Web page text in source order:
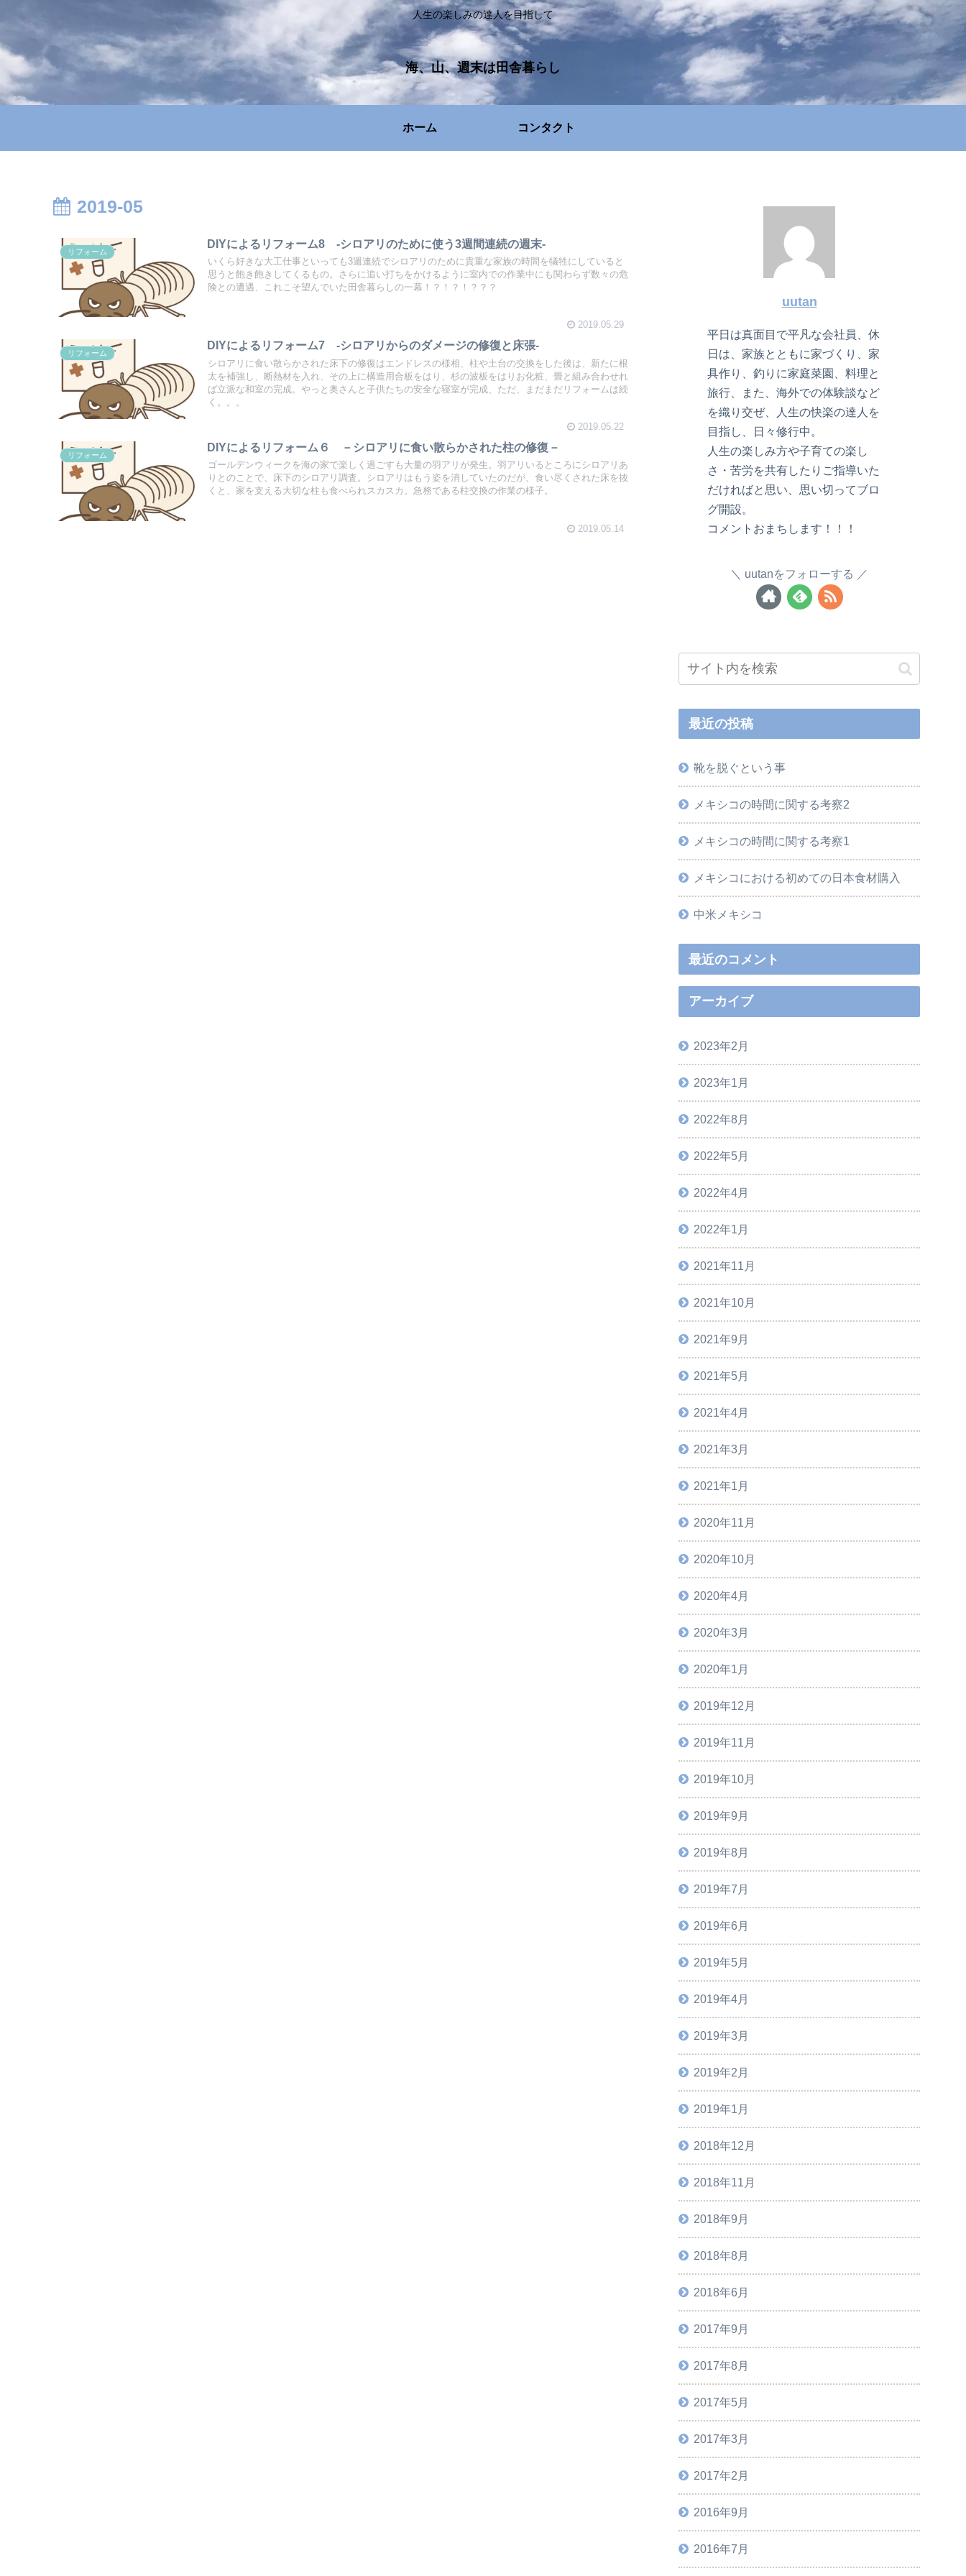
人生の楽しみの達人を目指して
海、山、週末は田舎暮らし
ホーム コンタクト
2019-05
リフォーム
DIYによるリフォーム8 ‐シロアリのために使う3週間連続の週末‐
いくら好きな大工仕事といっても3週連続でシロアリのために貴重な家族の時間を犠牲にしていると
思うと飽き飽きしてくるもの。さらに追い打ちをかけるように室内での作業中にも関わらず数々の危
険との遭遇、これこそ望んでいた田舎暮らしの一幕！？！？！？？？
2019.05.29
リフォーム
DIYによるリフォーム7 ‐シロアリからのダメージの修復と床張‐
シロアリに食い散らかされた床下の修復はエンドレスの様相、柱や土台の交換をした後は、新たに根
太を補強し、断熱材を入れ、その上に構造用合板をはり、杉の波板をはりお化粧、畳と組み合わせれ
ば立派な和室の完成。やっと奥さんと子供たちの安全な寝室が完成、ただ、まだまだリフォームは続
く。。。
2019.05.22
リフォーム
DIYによるリフォーム６ －シロアリに食い散らかされた柱の修復－
ゴールデンウィークを海の家で楽しく過ごすも大量の羽アリが発生。羽アリいるところにシロアリあ
りとのことで、床下のシロアリ調査。シロアリはもう姿を消していたのだが、食い尽くされた床を抜
くと、家を支える大切な柱も食べられスカスカ。急務である柱交換の作業の様子。
2019.05.14
uutan
平日は真面目で平凡な会社員、休
日は、家族とともに家づくり、家
具作り、釣りに家庭菜園、料理と
旅行、また、海外での体験談など
を織り交ぜ、人生の快楽の達人を
目指し、日々修行中。
人生の楽しみ方や子育ての楽し
さ・苦労を共有したりご指導いた
だければと思い、思い切ってブロ
グ開設。
コメントおまちします！！！
uutanをフォローする
最近の投稿
靴を脱ぐという事
メキシコの時間に関する考察2
メキシコの時間に関する考察1
メキシコにおける初めての日本食材購入
中米メキシコ
最近のコメント
アーカイブ
2023年2月
2023年1月
2022年8月
2022年5月
2022年4月
2022年1月
2021年11月
2021年10月
2021年9月
2021年5月
2021年4月
2021年3月
2021年1月
2020年11月
2020年10月
2020年4月
2020年3月
2020年1月
2019年12月
2019年11月
2019年10月
2019年9月
2019年8月
2019年7月
2019年6月
2019年5月
2019年4月
2019年3月
2019年2月
2019年1月
2018年12月
2018年11月
2018年9月
2018年8月
2018年6月
2017年9月
2017年8月
2017年5月
2017年3月
2017年2月
2016年9月
2016年7月